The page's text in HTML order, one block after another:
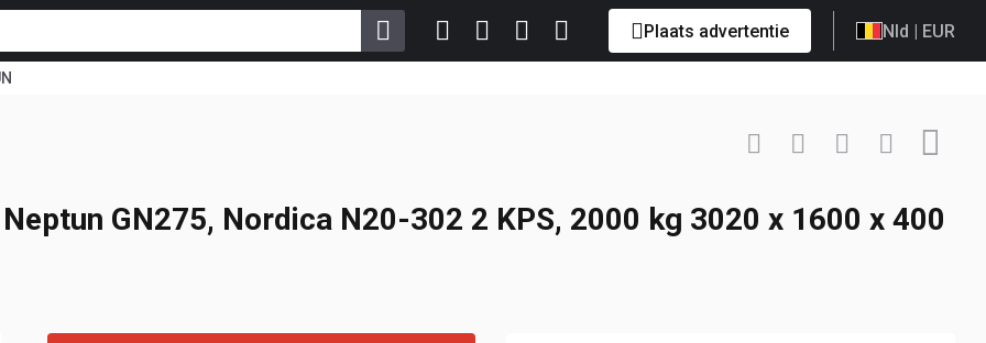
Plaats advertentie Nld | EUR
+49 163 ... Toon
Neptun GN275, Nordica N20-302 2 KPS, 2000 kg 3020 x 1600 x 400